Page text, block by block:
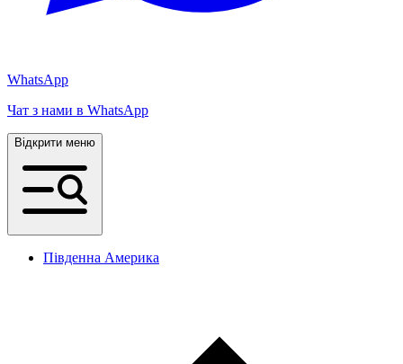
WhatsApp
Чат з нами в WhatsApp
Відкрити меню
Південна Америка